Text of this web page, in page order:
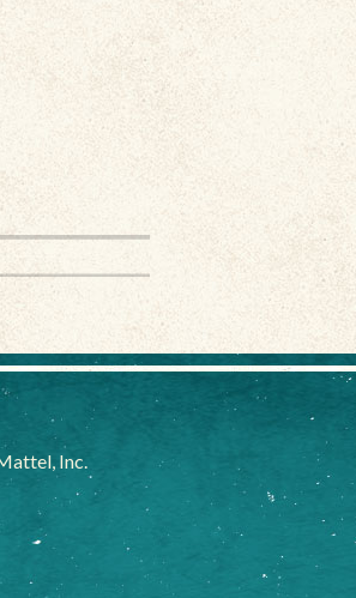
Inc.